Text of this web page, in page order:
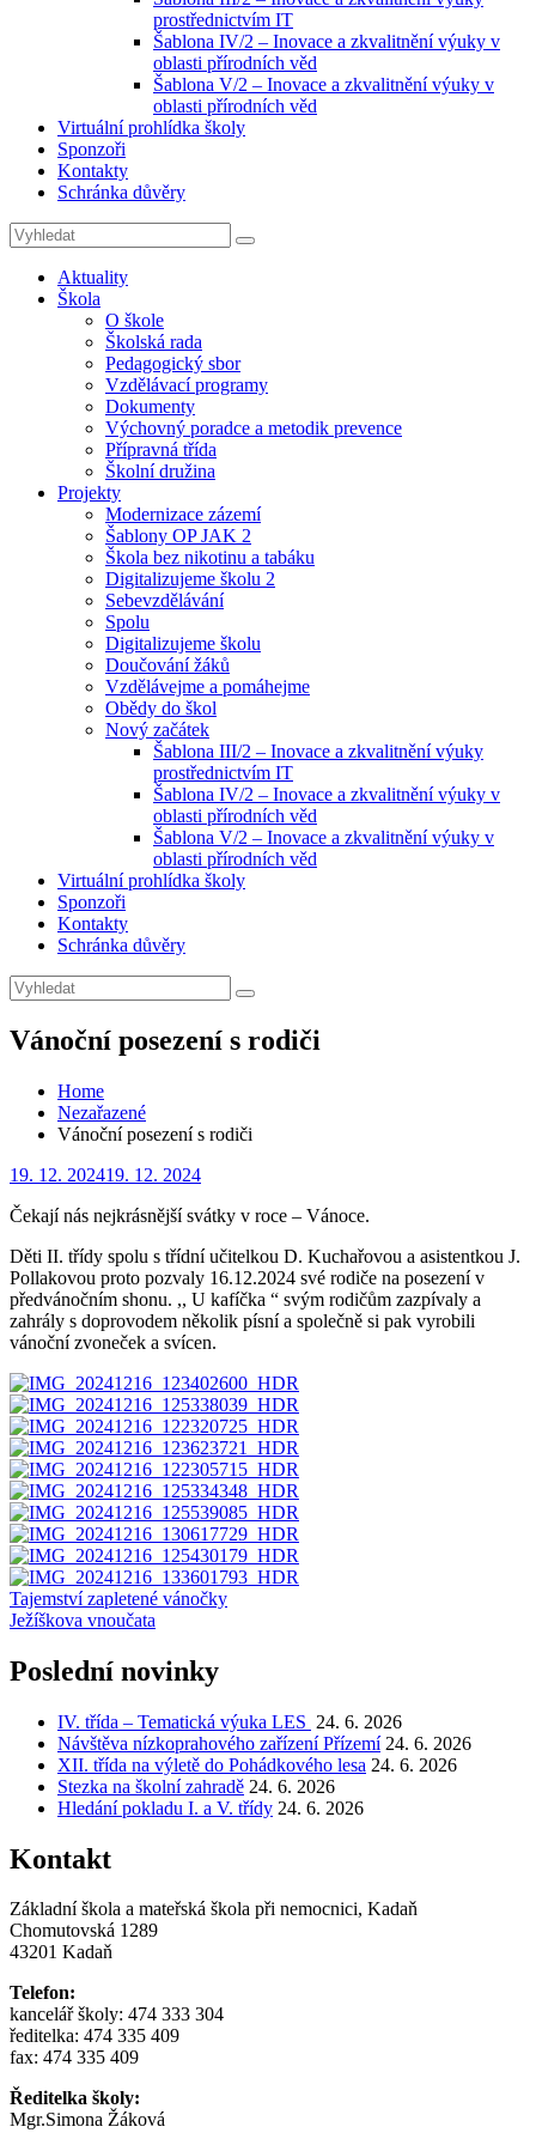
prostřednictvím IT
Šablona IV/2 – Inovace a zkvalitnění výuky v
oblasti přírodních věd
Šablona V/2 – Inovace a zkvalitnění výuky v
oblasti přírodních věd
Virtuální prohlídka školy
Sponzoři
Kontakty
Schránka důvěry
Search
for:
Search
Aktuality
Škola
O škole
Školská rada
Pedagogický sbor
Vzdělávací programy
Dokumenty
Výchovný poradce a metodik prevence
Přípravná třída
Školní družina
Projekty
Modernizace zázemí
Šablony OP JAK 2
Škola bez nikotinu a tabáku
Digitalizujeme školu 2
Sebevzdělávání
Spolu
Digitalizujeme školu
Doučování žáků
Vzdělávejme a pomáhejme
Obědy do škol
Nový začátek
Šablona III/2 – Inovace a zkvalitnění výuky
prostřednictvím IT
Šablona IV/2 – Inovace a zkvalitnění výuky v
oblasti přírodních věd
Šablona V/2 – Inovace a zkvalitnění výuky v
oblasti přírodních věd
Virtuální prohlídka školy
Sponzoři
Kontakty
Schránka důvěry
Search
for:
Search
Vánoční posezení s rodiči
Home
Nezařazené
Vánoční posezení s rodiči
Posted
19. 12. 202419. 12. 2024
Čekají nás nejkrásnější svátky v roce – Vánoce.
Děti II. třídy spolu s třídní učitelkou D. Kuchařovou a asistentkou J.
Pollakovou proto pozvaly 16.12.2024 své rodiče na posezení v
předvánočním shonu. ,, U kafíčka “ svým rodičům zazpívaly a
zahrály s doprovodem několik písní a společně si pak vyrobili
vánoční zvoneček a svícen.
Navigace
pro
příspěvek
Tajemství zapletené vánočky
Ježíškova vnoučata
Poslední novinky
IV. třída – Tematická výuka LES 24. 6. 2026
Návštěva nízkoprahového zařízení Přízemí 24. 6. 2026
XII. třída na výletě do Pohádkového lesa 24. 6. 2026
Stezka na školní zahradě 24. 6. 2026
Hledání pokladu I. a V. třídy 24. 6. 2026
Kontakt
Základní škola a mateřská škola při nemocnici, Kadaň
Chomutovská 1289
43201 Kadaň
Telefon:
kancelář školy: 474 333 304
ředitelka: 474 335 409
fax: 474 335 409
Ředitelka školy:
Mgr.Simona Žáková